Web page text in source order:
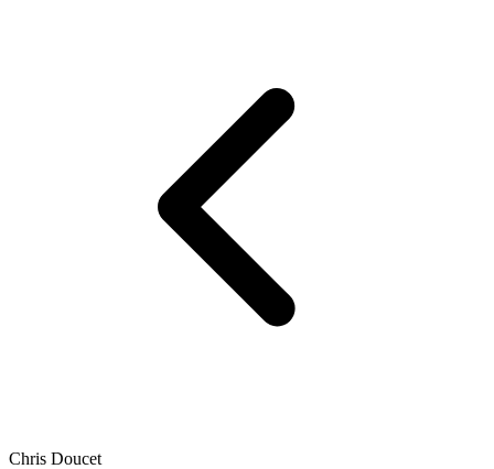
Chris Doucet